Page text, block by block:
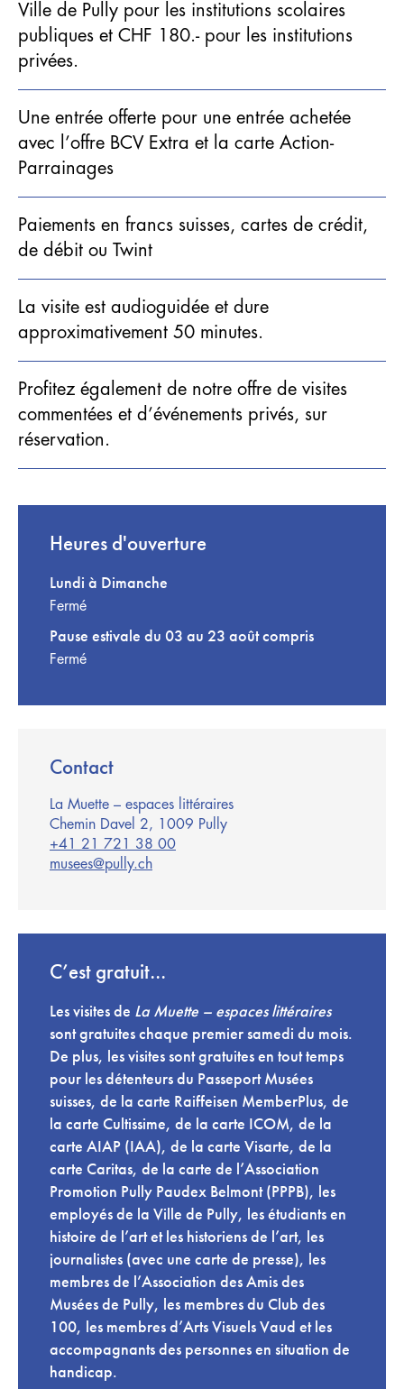
Ville de Pully pour les institutions scolaires
publiques et CHF 180.- pour les institutions
privées.
Une entrée offerte pour une entrée achetée
avec l’offre BCV Extra et la carte Action-
Parrainages
Paiements en francs suisses, cartes de crédit,
de débit ou Twint
La visite est audioguidée et dure
approximativement 50 minutes.
Profitez également de notre offre de visites
commentées et d’événements privés, sur
réservation.
Heures d'ouverture
Lundi à Dimanche
Fermé
Pause estivale du 03 au 23 août compris
Fermé
Contact
La Muette – espaces littéraires
Chemin Davel 2, 1009 Pully
+41 21 721 38 00
musees@pully.ch
C’est gratuit…
Les visites de La Muette – espaces littéraires
sont gratuites chaque premier samedi du mois.
De plus, les visites sont gratuites en tout temps
pour les détenteurs du Passeport Musées
suisses, de la carte Raiffeisen MemberPlus, de
la carte Cultissime, de la carte ICOM, de la
carte AIAP (IAA), de la carte Visarte, de la
carte Caritas, de la carte de l’Association
Promotion Pully Paudex Belmont (PPPB), les
employés de la Ville de Pully, les étudiants en
histoire de l’art et les historiens de l’art, les
journalistes (avec une carte de presse), les
membres de l’Association des Amis des
Musées de Pully, les membres du Club des
100, les membres d’Arts Visuels Vaud et les
accompagnants des personnes en situation de
handicap.